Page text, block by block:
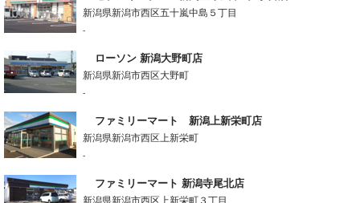
新潟県新潟市西区五十嵐中島５丁目
-
ローソン 新潟大野町店
新潟県新潟市西区大野町
-
ファミリーマート 新潟上新栄町店
新潟県新潟市西区上新栄町
-
ファミリーマート 新潟寺尾北店
新潟県新潟市西区上新栄町３丁目